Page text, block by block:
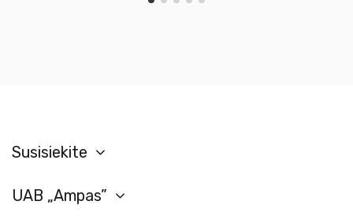
Susisiekite
UAB „Ampas”